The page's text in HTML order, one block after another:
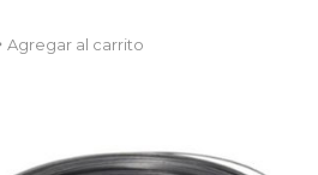
Agregar al carrito